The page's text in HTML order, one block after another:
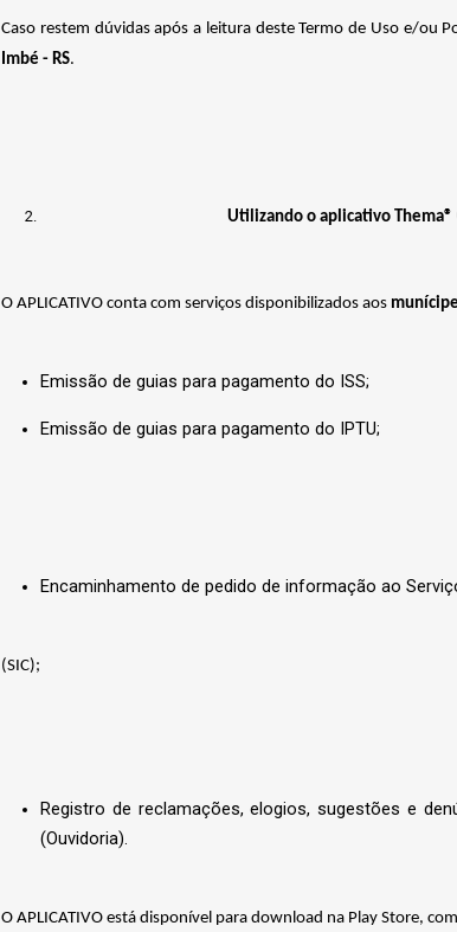
Caso restem dúvidas após a leitura deste Termo de Uso e/ou
Imbé - RS.
Utilizando o aplicativo Thema®
O APLICATIVO conta com serviços disponibilizados aos
Emissão de guias para pagamento do ISS;
Emissão de guias para pagamento do IPTU;
Encaminhamento de pedido de informação ao
(SIC);
Registro de reclamações, elogios, sugestões e
(Ouvidoria).
O APLICATIVO está disponível para download na Play Store,